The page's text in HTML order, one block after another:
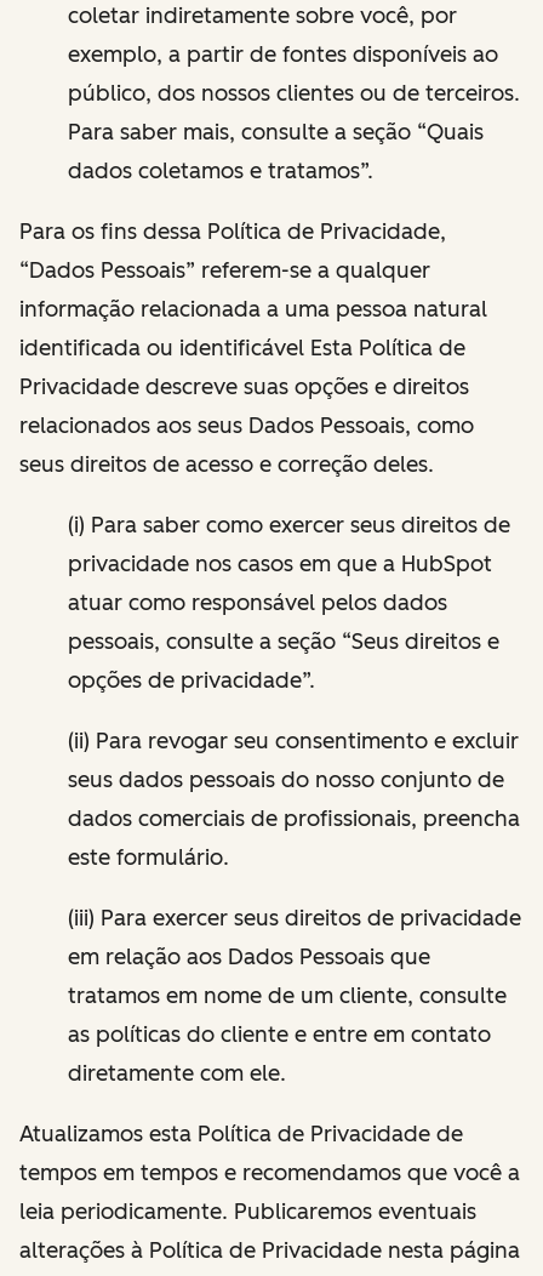
coletar indiretamente sobre você, por
exemplo, a partir de fontes disponíveis ao
público, dos nossos clientes ou de terceiros.
Para saber mais, consulte a seção “Quais
dados coletamos e tratamos”.
Para os fins dessa Política de Privacidade,
“Dados Pessoais” referem-se a qualquer
informação relacionada a uma pessoa natural
identificada ou identificável Esta Política de
Privacidade descreve suas opções e direitos
relacionados aos seus Dados Pessoais, como
seus direitos de acesso e correção deles.
(i) Para saber como exercer seus direitos de
privacidade nos casos em que a HubSpot
atuar como responsável pelos dados
pessoais, consulte a seção “Seus direitos e
opções de privacidade”.
(ii) Para revogar seu consentimento e excluir
seus dados pessoais do nosso conjunto de
dados comerciais de profissionais, preencha
este formulário.
(iii) Para exercer seus direitos de privacidade
em relação aos Dados Pessoais que
tratamos em nome de um cliente, consulte
as políticas do cliente e entre em contato
diretamente com ele.
Atualizamos esta Política de Privacidade de
tempos em tempos e recomendamos que você a
leia periodicamente. Publicaremos eventuais
alterações à Política de Privacidade nesta página